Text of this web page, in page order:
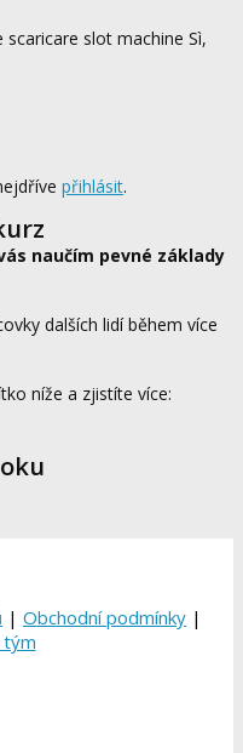
slot machine Sì,
přihlásit.
naučím pevné základy
dalších lidí během více
níže a zjistíte více:
| Obchodní podmínky |
tým